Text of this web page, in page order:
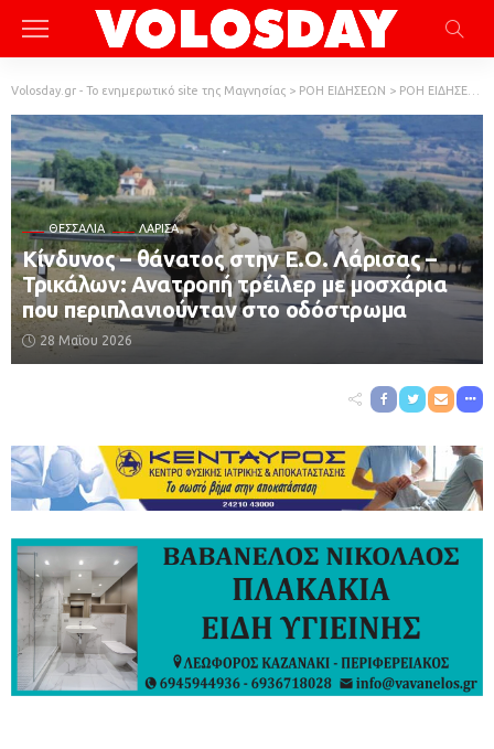
Volosday.gr - Το ενημερωτικό site της Μαγνησίας > ΡΟΗ ΕΙΔΗΣΕΩΝ > ΡΟΗ ΕΙΔΗΣΕΩΝ
ΘΕΣΣΑΛΊΑ ΛΆΡΙΣΑ
Κίνδυνος – θάνατος στην Ε.Ο. Λάρισας –
Τρικάλων: Ανατροπή τρέιλερ με μοσχάρια
που περιπλανιούνταν στο οδόστρωμα
28 Μαΐου 2026